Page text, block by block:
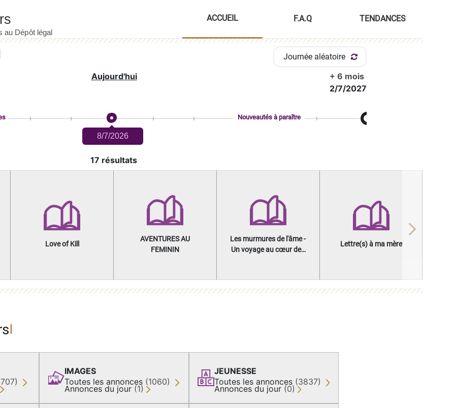
ACCUEIL F.A.Q TENDANCES
Journée aléatoire
Aujourd'hui
+ 6 mois
2/7/2027
8/7/2026
Nouveautés à paraître
17 résultats
Love of Kill
AVENTURES AU
FEMININ
Les murmures de l'âme -
Un voyage au cœur des
Lettre(s) à ma mère
Next
IMAGES
Toutes les annonces (1060)
Annonces du jour (1)
JEUNESSE
Toutes les annonces (3837)
Annonces du jour (0)